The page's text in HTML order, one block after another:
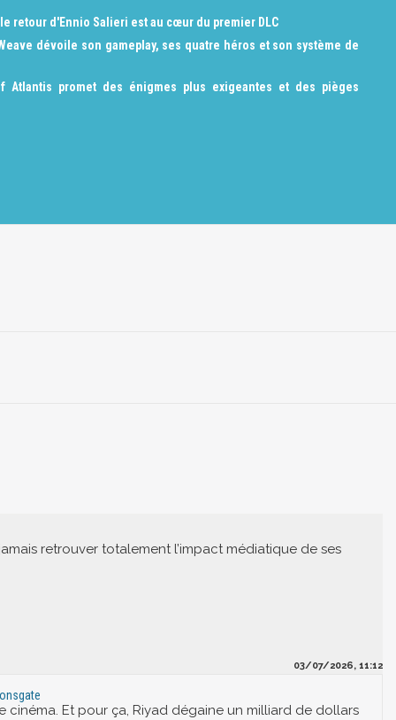
le retour d'Ennio Salieri est au cœur du premier DLC
dévoile son gameplay, ses quatre héros et son système de
Atlantis promet des énigmes plus exigeantes et des pièges
retrouver totalement l’impact médiatique de ses
03/07/2026, 11:12
cinéma. Et pour ça, Riyad dégaine un milliard de dollars